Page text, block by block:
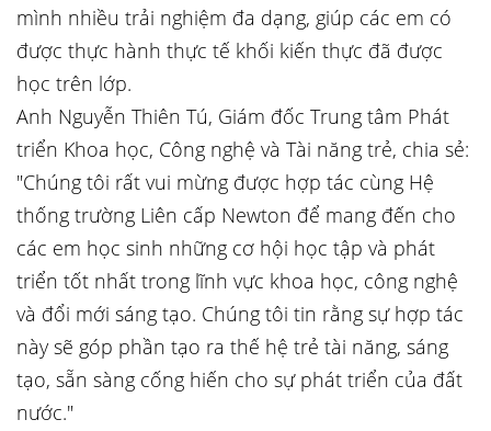
mình nhiều trải nghiệm đa dạng, giúp các em có
được thực hành thực tế khối kiến thực đã được
học trên lớp.
Anh Nguyễn Thiên Tú, Giám đốc Trung tâm Phát
triển Khoa học, Công nghệ và Tài năng trẻ, chia sẻ:
"Chúng tôi rất vui mừng được hợp tác cùng Hệ
thống trường Liên cấp Newton để mang đến cho
các em học sinh những cơ hội học tập và phát
triển tốt nhất trong lĩnh vực khoa học, công nghệ
và đổi mới sáng tạo. Chúng tôi tin rằng sự hợp tác
này sẽ góp phần tạo ra thế hệ trẻ tài năng, sáng
tạo, sẵn sàng cống hiến cho sự phát triển của đất
nước."